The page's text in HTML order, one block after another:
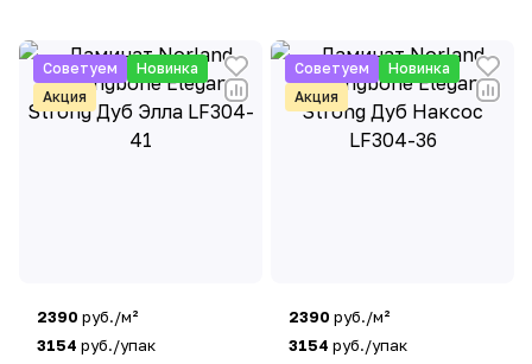
Советуем
Новинка
Акция
2390 руб./м²
3154 руб./упак
Советуем
Новинка
Акция
2390 руб./м²
3154 руб./упак